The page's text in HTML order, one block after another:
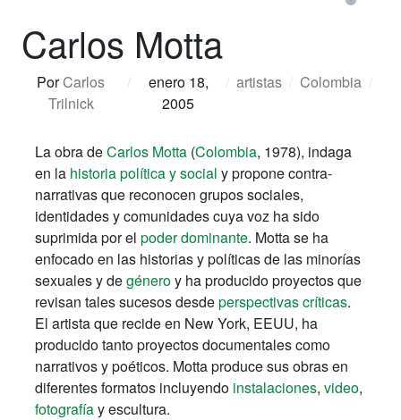
Carlos Motta
PorCarlos
Trilnick
/
enero 18,
2005
/ artistas / Colombia /
La obra deCarlos Motta (Colombia, 1978), indaga
en la historia política y social y propone contra-
narrativas que reconocen grupos sociales,
identidades y comunidades cuya voz ha sido
suprimida por el poder dominante. Motta se ha
enfocado en las historias y políticas de las minorías
sexuales y degéneroy ha producido proyectos que
revisan tales sucesos desdeperspectivas críticas.
El artista que recide en New York, EEUU, ha
producido tanto proyectos documentales como
narrativos y poéticos. Motta produce sus obras en
diferentes formatos incluyendo instalaciones, video,
fotografíay escultura.